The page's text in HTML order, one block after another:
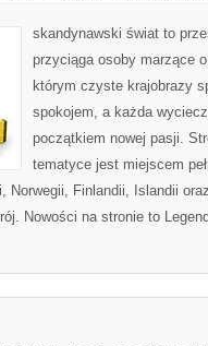
skandynawski świat to
przyciąga osoby marzące
którym czyste krajobrazy
spokojem, a każda
początkiem nowej pasji.
tematyce jest miejscem
Finlandii, Islandii
Nowości na stronie to